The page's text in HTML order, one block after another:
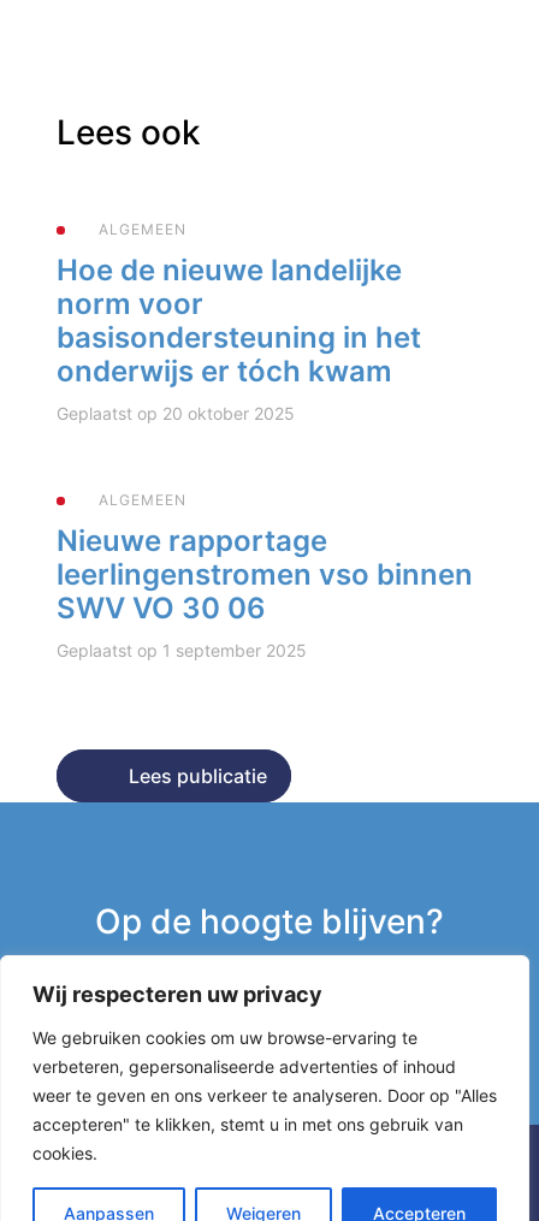
Wij respecteren uw privacy
We gebruiken cookies om uw browse-ervaring te
verbeteren, gepersonaliseerde advertenties of inhoud
weer te geven en ons verkeer te analyseren. Door op "Alles
accepteren" te klikken, stemt u in met ons gebruik van
cookies.
Aanpassen Weigeren Accepteren
Lees ook
ALGEMEEN
Hoe de nieuwe landelijke
norm voor
basisondersteuning in het
onderwijs er tóch kwam
Geplaatst op 20 oktober 2025
Lees publicatie
ALGEMEEN
Nieuwe rapportage
leerlingenstromen vso binnen
SWV VO 30 06
Geplaatst op 1 september 2025
Lees publicatie
Op de hoogte blijven?
Inschrijven nieuwsbrief